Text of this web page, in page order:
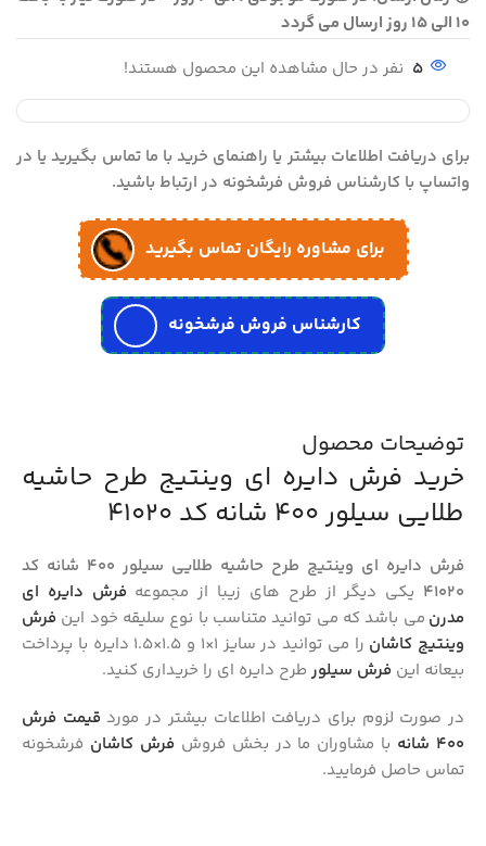
10 الی 15 روز ارسال می گردد
5 نفر در حال مشاهده این محصول هستند!
برای دریافت اطلاعات بیشتر یا راهنمای خرید با ما تماس بگیرید یا در
واتساپ با کارشناس فروش فرشخونه در ارتباط باشید.
برای مشاوره رایگان تماس بگیرید
کارشناس فروش فرشخونه
توضیحات محصول
خرید فرش دایره ای وینتیج طرح حاشیه
طلایی سیلور 400 شانه کد 41020
فرش دایره ای وینتیج طرح حاشیه طلایی سیلور 400 شانه کد
41020 یکی دیگر از طرح های زیبا از مجموعه فرش دایره ای
مدرن می باشد که می توانید متناسب با نوع سلیقه خود این فرش
وینتیج کاشان
را می توانید در سایز 1×1 و 1.5×1.5 دایره با پرداخت
بیعانه این فرش سیلور طرح دایره ای را خریداری کنید.
در صورت لزوم برای دریافت اطلاعات بیشتر در مورد قیمت فرش
400 شانه
با مشاوران ما در بخش فروش فرش کاشان فرشخونه
تماس حاصل فرمایید.